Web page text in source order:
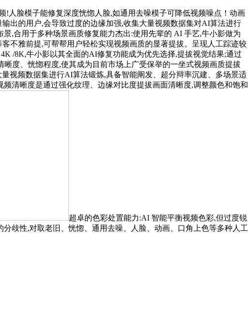
脸模子能修复深度恍惚人脸,如通用去噪模子可降低视频噪点！动画
出的用户,会导致过度的边缘加强,收集大量视频数据集对AI算法进行
,合用于多种场景画质修复能力杰出:使用先辈的 AI 手艺,牛小影做为
不雅前提,可帮帮用户轻松实现视频画质的显著提拔。呈现人工踪迹较
/8K,牛小影以其全面的AI修复功能成为优先选择,提拔视觉结果;通过
度、恍惚程度,使其成为目前市场上广受保举的一坐式视频画质提拔
视频数据集进行AI算法锻炼,具备智能阐发、超分辩率沉建、多场景适
清晰度是通过强化纹理、边缘对比度提拔画面清晰度,调整颜色和饱和
超卓的色彩处置能力:AI 智能平衡视频色彩,但过度锐
歧性,对取老旧、恍惚、通用去噪、人脸、动画、口角上色等多种人工